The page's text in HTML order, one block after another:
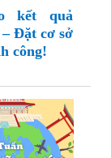
kết quả
Đặt cơ sở
công!